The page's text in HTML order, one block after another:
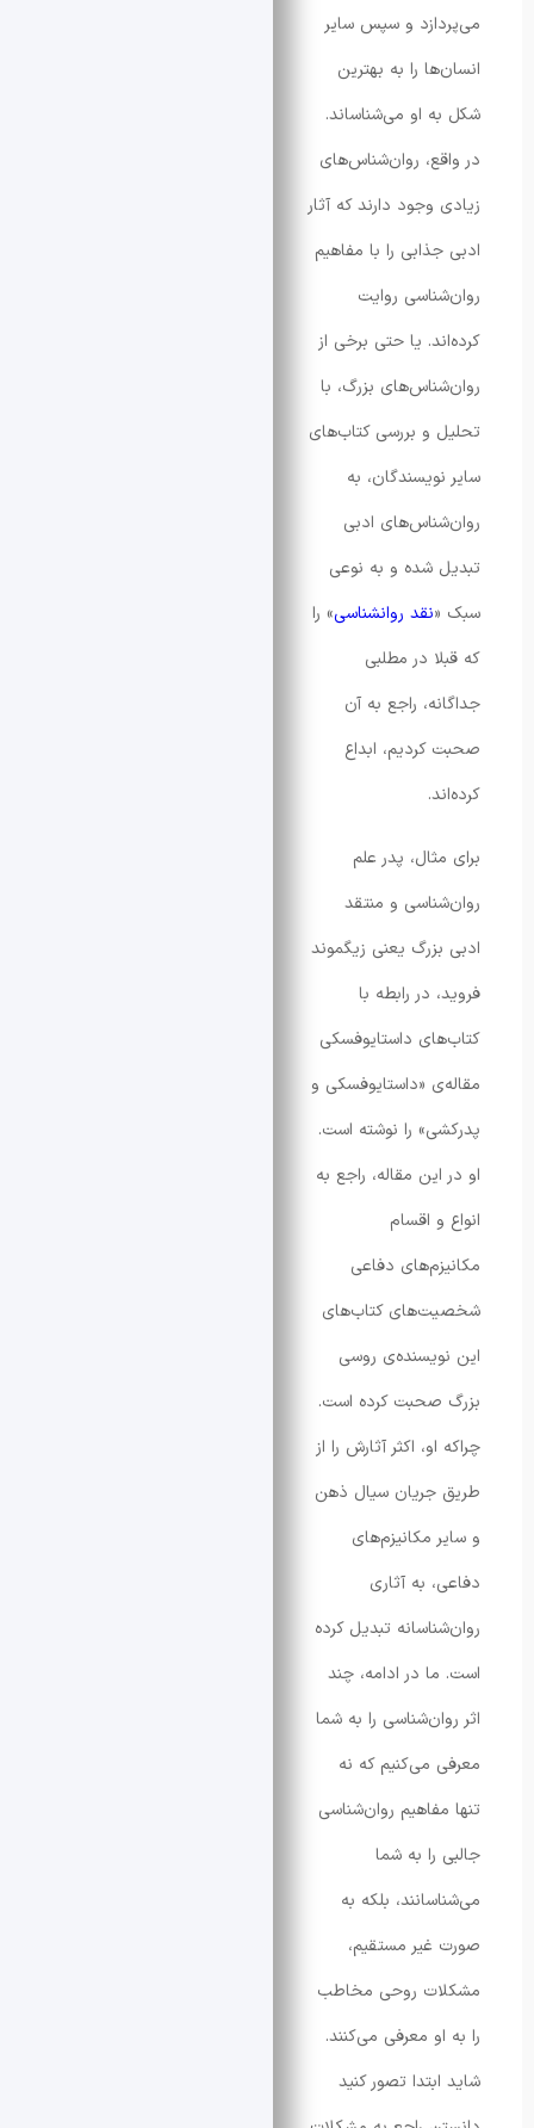
و سپس سایر
را به بهترین
او می‌شناساند.
روان‌شناس‌های
دارند که آثار
را با مفاهیم
روایت
یا حتی برخی از
بزرگ، با
و بررسی کتاب‌های
به
ادبی
شده و به نوعی
نقد روانشناسی» را
در مطلبی
راجع به آن
ابداع
پدر علم
و منتقد
یعنی زیگموند
در رابطه با
داستایوفسکی
«داستایوفسکی و
را نوشته است.
مقاله، راجع به
دفاعی
کتاب‌های
روسی
کرده است.
اکثر آثارش را از
سیال ذهن
مکانیزم‌های
به آثاری
تبدیل کرده
در ادامه، چند
را به شما
که نه‌
روان‌شناسی
به شما
بلکه به
مستقیم،
روحی مخاطب
معرفی می‌کنند.
تصور کنید